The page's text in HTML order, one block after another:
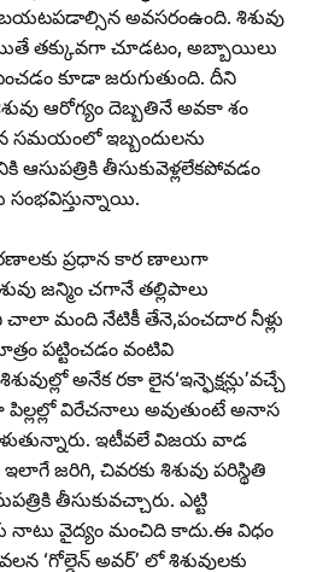
అవసరంఉంది. శిశువు
తక్కువగా చూడటం, అబ్బాయిలు
కూడా జరుగుతుంది. దీని
ఆరోగ్యం దెబ్బతినే అవకా శం
సమయంలో ఇబ్బందులను
తీసుకువెళ్లలేకపోవడం
ప్రధాన కార ణాలుగా
జన్మిం చగానే తల్లిపాలు
చాలా మంది నేటికీ తేనె,పంచదార నీళ్లు
పట్టించడం వంటివి
అనేక రకా లైన‘ఇన్ఫెక్షన్లు’వచ్చే
విరేచనాలు అవుతుంటే అనాస
ఇటీవలే విజయ వాడ
జరిగి, చివరకు శిశువు పరిస్థితి
తీసుకువచ్చారు. ఎట్టి
నాటు వైద్యం మంచిది కాదు.ఈ విధం
‘గోల్డెన్‌ అవర్‌’ లో శిశువులకు